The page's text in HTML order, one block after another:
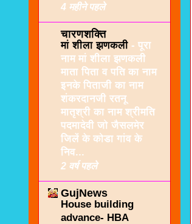
4 महीने पहले
चारणशक्ति
मां शीला झणकली - पूरा
नाम मां शीला झणकली
माता पिता व पति का नाम
इनके पिताजी का नाम
शंकरदानजी रतनू
मातृश्री का नाम श्रीमति
पदमादेवी जो जैसलमेर
जिलें के कोडा गांव के
निव...
2 वर्ष पहले
GujNews
House building
advance- HBA